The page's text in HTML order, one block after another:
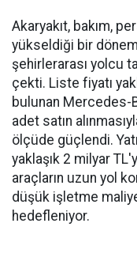
Akaryakıt, bakım,
yükseldiği bir
şehirlerarası yolcu
çekti. Liste fiyatı
bulunan Mercedes-
adet satın
ölçüde güçlendi.
yaklaşık 2 milyar
araçların uzun yol
düşük işletme
hedefleniyor.